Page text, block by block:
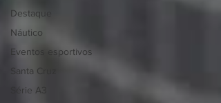
Destaque
Náutico
Eventos esportivos
Santa Cruz
Série A3